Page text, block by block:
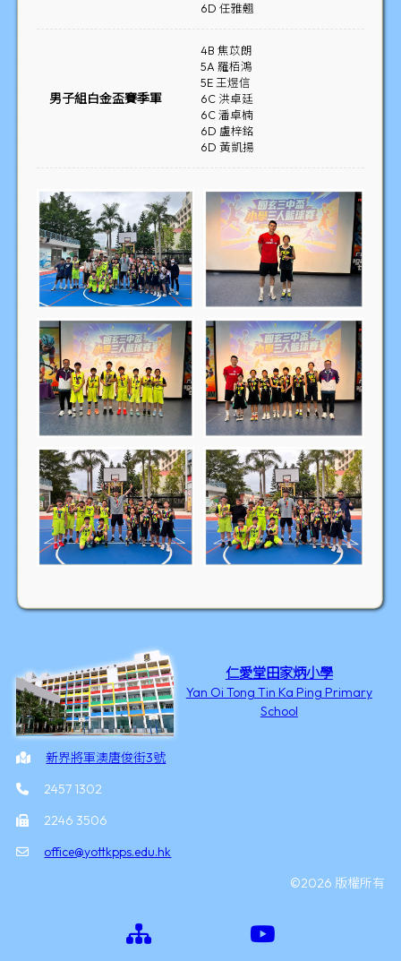
6D 任雅翹
男子組白金盃賽季軍
4B 焦苡朗
5A 羅栢鴻
5E 王煜信
6C 洪卓廷
6C 潘卓楠
6D 盧梓銘
6D 黃凱揚
仁愛堂田家炳小學
Yan Oi Tong Tin Ka Ping Primary
School
新界將軍澳唐俊街3號
2457 1302
2246 3506
office@yottkpps.edu.hk
©2026 版權所有